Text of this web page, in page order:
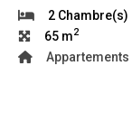
2 Chambre(s)
65 m2
Appartements